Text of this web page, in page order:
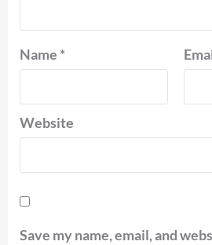
Name *
Website
Save my name, email, and